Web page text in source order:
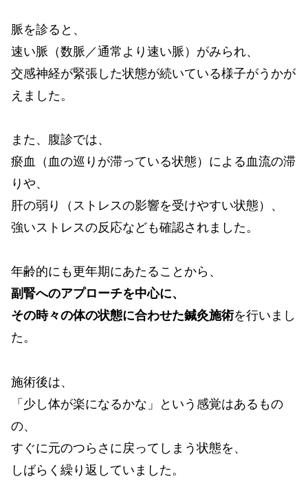
脈を診ると、
速い脈（数脈／通常より速い脈）がみられ、
交感神経が緊張した状態が続いている様子がうかが
えました。
また、腹診では、
瘀血（血の巡りが滞っている状態）による血流の滞
りや、
肝の弱り（ストレスの影響を受けやすい状態）、
強いストレスの反応なども確認されました。
年齢的にも更年期にあたることから、
副腎へのアプローチを中心に、
その時々の体の状態に合わせた鍼灸施術を行いまし
た。
施術後は、
「少し体が楽になるかな」という感覚はあるもの
の、
すぐに元のつらさに戻ってしまう状態を、
しばらく繰り返していました。